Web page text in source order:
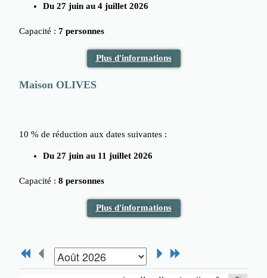
Du 27 juin au 4 juillet 2026
Capacité :7 personnes
Plus d'informations
Maison OLIVES
10 % de réduction aux dates suivantes :
Du 27 juin au 11 juillet 2026
Capacité :8 personnes
Plus d'informations